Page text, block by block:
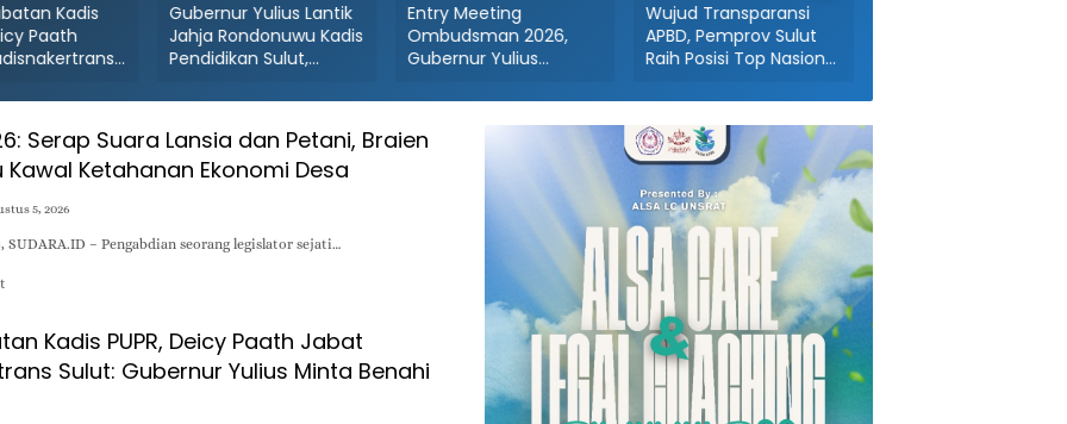
Kadis
Paath
BLK!
Gubernur Yulius Lantik
Jahja Rondonuwu Kadis
Pendidikan Sulut,
Dishub
Entry Meeting
Ombudsman 2026,
Gubernur Yulius
Publik Sulut Bebas
Maladministrasi
Wujud Transparansi
APBD, Pemprov Sulut
Raih Posisi Top Nasional
Serap Suara Lansia dan Petani, Braien
Ketahanan Ekonomi Desa
5, 2026
SUDARA.ID – Pengabdian seorang legislator sejati…
Kadis PUPR, Deicy Paath Jabat
Sulut: Gubernur Yulius Minta Benahi